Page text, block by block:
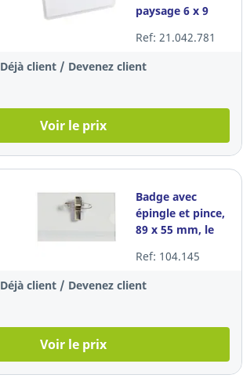
paysage 6 x 9
transaparent,
paquet de 20
Ref: 21.042.781
Déjà client / Devenez client
Voir le prix
Badge avec
épingle et pince,
89 x 55 mm, le
badges
Ref: 104.145
Déjà client / Devenez client
Voir le prix